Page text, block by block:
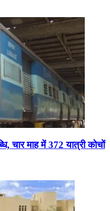
चार माह में 372 यात्री कोचों